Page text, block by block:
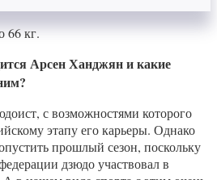
66 кг.
Арсен Ханджян и какие
с возможностями которого
этапу его карьеры. Однако
прошлый сезон, поскольку
дзюдо участвовал в